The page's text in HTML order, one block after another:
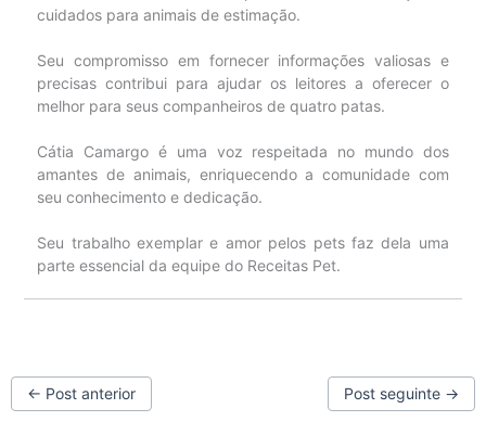
cuidados para animais de estimação.
Seu compromisso em fornecer informações valiosas e
precisas contribui para ajudar os leitores a oferecer o
melhor para seus companheiros de quatro patas.
Cátia Camargo é uma voz respeitada no mundo dos
amantes de animais, enriquecendo a comunidade com
seu conhecimento e dedicação.
Seu trabalho exemplar e amor pelos pets faz dela uma
parte essencial da equipe do Receitas Pet.
← Post anterior Post seguinte →